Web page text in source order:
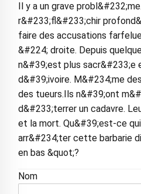
Il y a un grave
r&#233;fl&#233;chir
faire des accusations
&#224; droite. Depuis
n&#39;est plus sacr&#233;e
d&#39;ivoire. M&#234;me
des tueurs.Ils n&#39;ont
d&#233;terrer un cadavre.
et la mort. Qu&#39;est-ce
arr&#234;ter cette barbarie
en bas &quot;?
Nom